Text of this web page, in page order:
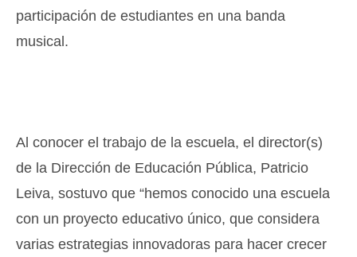
participación de estudiantes en una banda
musical.
Al conocer el trabajo de la escuela, el director(s)
de la Dirección de Educación Pública, Patricio
Leiva, sostuvo que “hemos conocido una escuela
con un proyecto educativo único, que considera
varias estrategias innovadoras para hacer crecer